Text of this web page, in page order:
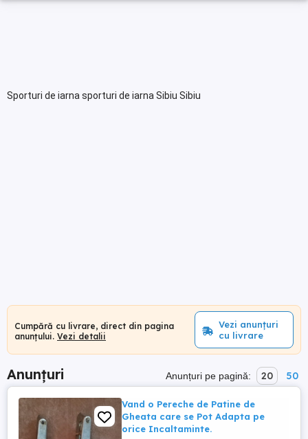
Sporturi de iarna sporturi de iarna Sibiu Sibiu
Cumpără cu livrare, direct din pagina
anunțului. Vezi detalii
Vezi anunțuri
cu livrare
Anunțuri Anunțuri pe pagină: 20 50
Vand o Pereche de Patine de
Gheata care se Pot Adapta pe
orice Incaltaminte.